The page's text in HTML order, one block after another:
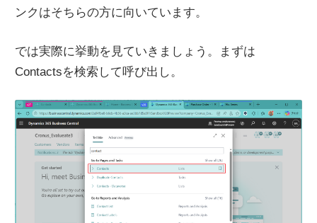
ンクはそちらの方に向いています。
では実際に挙動を見ていきましょう。まずは
Contactsを検索して呼び出し。